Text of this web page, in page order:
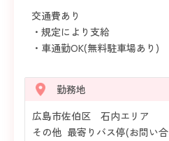
交通費あり
・規定により支給
・車通勤OK(無料駐車場あり)
勤務地
広島市佐伯区 石内エリア
その他 最寄りバス停(お問い